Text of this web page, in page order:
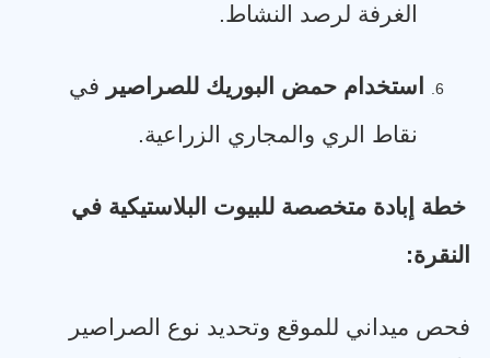
الغرفة لرصد النشاط.
6. استخدام حمض البوريك للصراصير في
نقاط الري والمجاري الزراعية.
خطة إبادة متخصصة للبيوت البلاستيكية في
النقرة:
فحص ميداني للموقع وتحديد نوع الصراصير